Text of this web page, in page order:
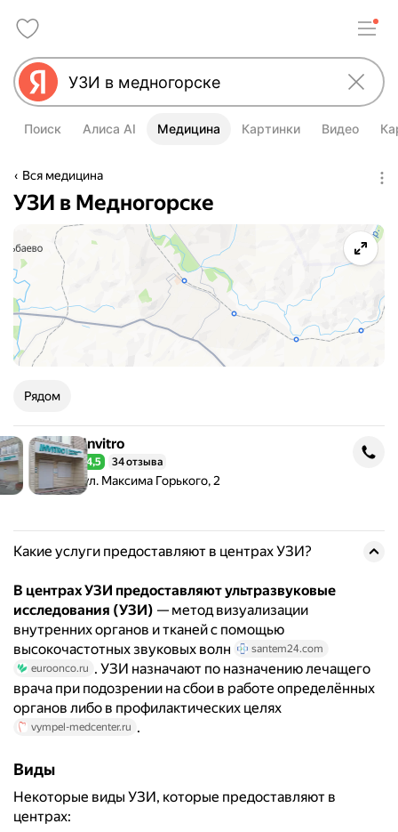
Поиск Алиса AI Медицина Картинки Видео
Вся медицина
УЗИ в Медногорске
Рядом
Invitro Invitro
Рейтинг 4,5 из 5
4,5 34 отзыва
Адрес: ул. Максима Горького, 2 .
ул. Максима Горького, 2
Какие услуги предоставляют в центрах УЗИ?
В центрах УЗИ предоставляют ультразвуковые
исследования (УЗИ) — метод визуализации
внутренних органов и тканей с помощью
высокочастотных звуковых волн
santem24.com
euroonco.ru . УЗИ назначают по назначению лечащего
врача при подозрении на сбои в работе определённых
органов либо в профилактических целях
vympel-medcenter.ru .
Виды
Некоторые виды УЗИ, которые предоставляют в
центрах: